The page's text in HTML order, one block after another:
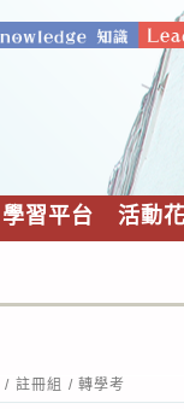
學習平台 活動
/ 註冊組 / 轉學考